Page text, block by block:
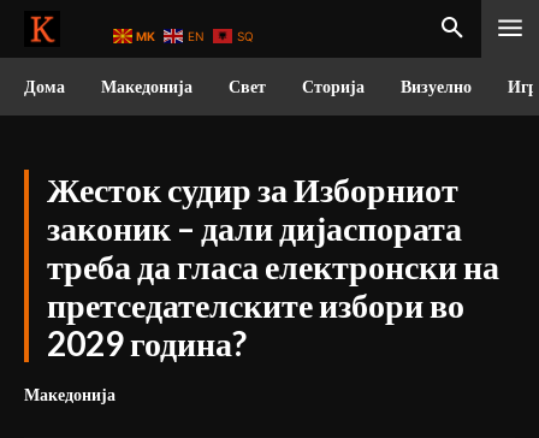
Дома Македонија Свет Сторија Визуелно
Жесток судир за Изборниот
законик – дали дијаспората
треба да гласа електронски на
претседателските избори во
2029 година?
Македонија
MK EN SQ